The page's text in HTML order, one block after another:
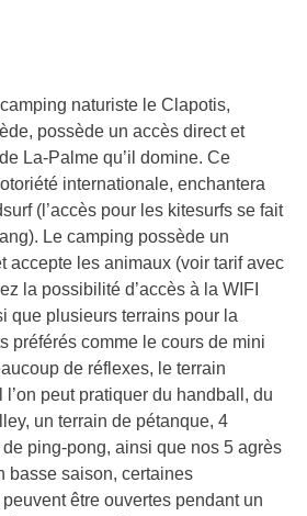
naturiste le Clapotis,
possède un accès direct et
La-Palme qu’il domine. Ce
internationale, enchantera
(l’accès pour les kitesurfs se fait
Le camping possède un
accepte les animaux (voir tarif avec
la possibilité d’accès à la WIFI
que plusieurs terrains pour la
préférés comme le cours de mini
de réflexes, le terrain
peut pratiquer du handball, du
un terrain de pétanque, 4
ping-pong, ainsi que nos 5 agrès
basse saison, certaines
être ouvertes pendant un